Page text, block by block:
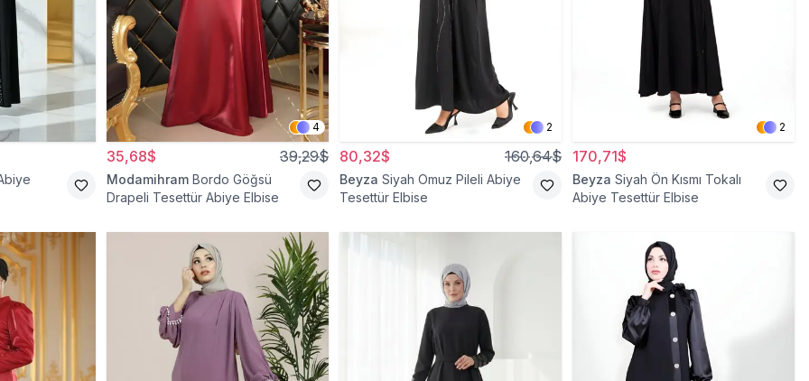
4
35,68$ 39,29$
Modamihram Bordo Göğsü
Drapeli Tesettür Abiye Elbise
2
80,32$ 160,64$
Beyza Siyah Omuz Pileli Abiye
Tesettür Elbise
2
170,71$
Beyza Siyah Ön Kısmı Tokalı
Abiye Tesettür Elbise